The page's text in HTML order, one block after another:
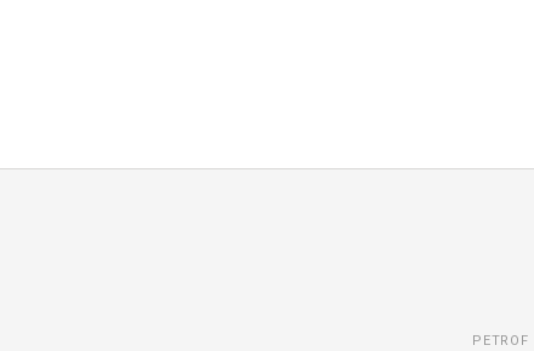
PETROF